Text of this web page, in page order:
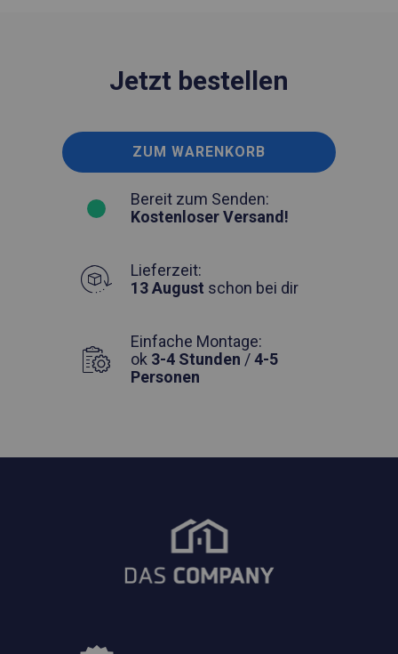
Jetzt bestellen
ZUM WARENKORB
Bereit zum Senden:
Kostenloser Versand!
Lieferzeit:
13 August schon bei dir
Einfache Montage:
ok 3-4 Stunden /4-5
Personen